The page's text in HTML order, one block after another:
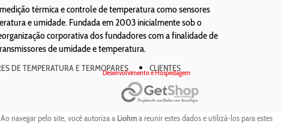
térmica e controle de temperatura como sensores
e umidade. Fundada em 2003 inicialmente sob o
corporativa dos fundadores com a finalidade de
de umidade e temperatura.
DE TEMPERATURA E TERMOPARES
CLIENTES
Desenvolvimento e Hospedagem
navegar pelo site, você autoriza a Liohma reunir estes dados e utilizá-los para estes